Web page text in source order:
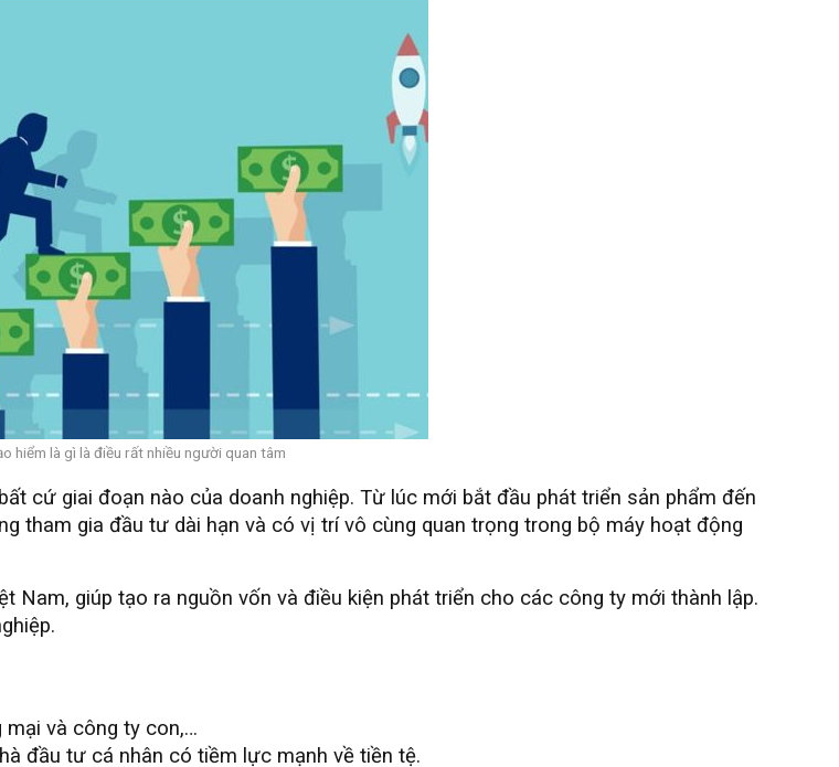
hiểm là gì là điều rất nhiều người quan tâm
cứ giai đoạn nào của doanh nghiệp. Từ lúc mới bắt đầu phát triển sản phẩm đến
tham gia đầu tư dài hạn và có vị trí vô cùng quan trọng trong bộ máy hoạt động
giúp tạo ra nguồn vốn và điều kiện phát triển cho các công ty mới thành lập.
mại và công ty con,…
đầu tư cá nhân có tiềm lực mạnh về tiền tệ.